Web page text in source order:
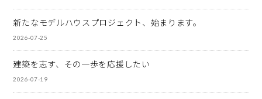
新たなモデルハウスプロジェクト、始まります。
2026-07-25
建築を志す、その一歩を応援したい
2026-07-19